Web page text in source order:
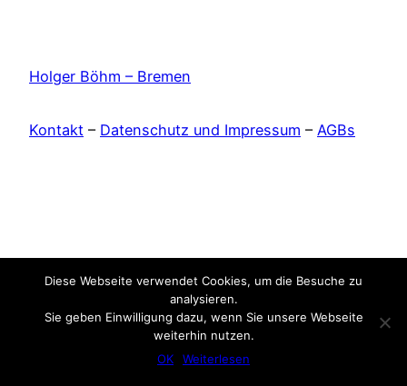
Holger Böhm – Bremen
Kontakt – Datenschutz und Impressum – AGBs
Diese Webseite verwendet Cookies, um die Besuche zu
analysieren.
Sie geben Einwilligung dazu, wenn Sie unsere Webseite
weiterhin nutzen.
OK
Weiterlesen